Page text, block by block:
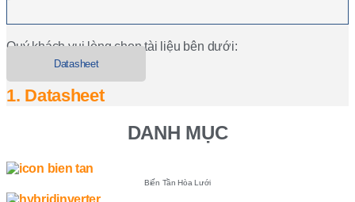
Quý khách vui lòng chọn tài liệu bên dưới:
Datasheet
1. Datasheet
DANH MỤC
Biến Tần Hòa Lưới